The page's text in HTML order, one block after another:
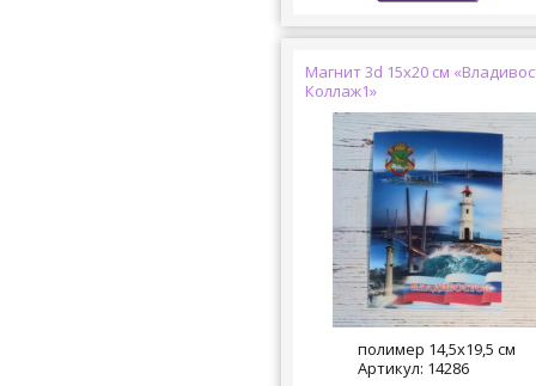
Магнит 3d 15х20 см
Коллаж1»
полимер 14,5х19,5 см
Артикул: 14286